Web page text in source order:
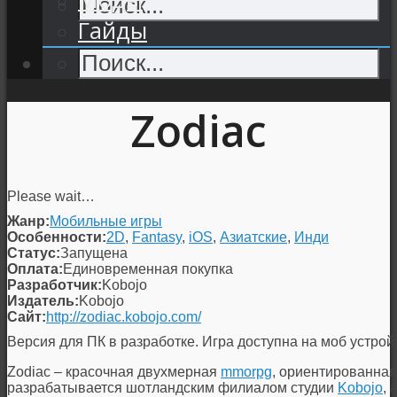
Гайды
Zodiac
Please wait…
Жанр:Мобильные игры
Особенности:2D, Fantasy, iOS, Азиатские, Инди
Статус:Запущена
Оплата:Единовременная покупка
Разработчик:Kobojo
Издатель:Kobojo
Сайт:http://zodiac.kobojo.com/
Версия для ПК в разработке. Игра доступна на моб
Zodiac – красочная двухмерная mmorpg,
разрабатывается шотландским филиалом студии Kobojo,